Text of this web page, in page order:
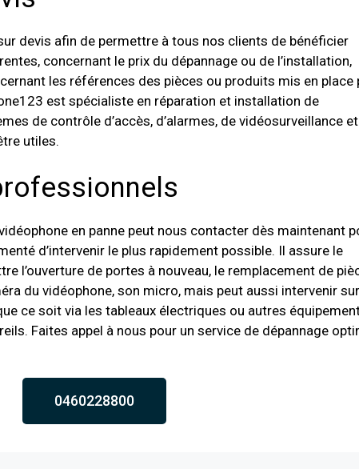
devis afin de permettre à tous nos clients de bénéficier
concernant le prix du dépannage ou de l’installation,
les références des pièces ou produits mis en place
est spécialiste en réparation et installation de
de contrôle d’accès, d’alarmes, de vidéosurveillance et
utiles.
en panne peut nous contacter dès maintenant
d’intervenir le plus rapidement possible. Il assure le
l’ouverture de portes à nouveau, le remplacement de
du vidéophone, son micro, mais peut aussi intervenir
ce soit via les tableaux électriques ou autres
Faites appel à nous pour un service de dépannage
0460228800